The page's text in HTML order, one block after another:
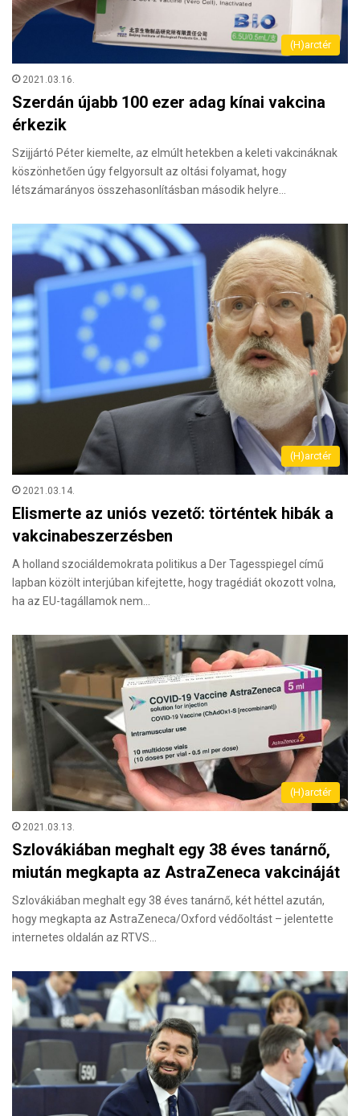
(H)arctér
2021.03.16.
Szerdán újabb 100 ezer adag kínai vakcina
érkezik
Szijjártó Péter kiemelte, az elmúlt hetekben a keleti vakcináknak
köszönhetően úgy felgyorsult az oltási folyamat, hogy
létszámarányos összehasonlításban második helyre…
(H)arctér
2021.03.14.
Elismerte az uniós vezető: történtek hibák a
vakcinabeszerzésben
A holland szociáldemokrata politikus a Der Tagesspiegel című
lapban közölt interjúban kifejtette, hogy tragédiát okozott volna,
ha az EU-tagállamok nem…
(H)arctér
2021.03.13.
Szlovákiában meghalt egy 38 éves tanárnő,
miután megkapta az AstraZeneca vakcináját
Szlovákiában meghalt egy 38 éves tanárnő, két héttel azután,
hogy megkapta az AstraZeneca/Oxford védőoltást – jelentette
internetes oldalán az RTVS…